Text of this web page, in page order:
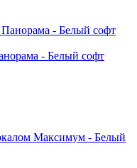
- Белый софт